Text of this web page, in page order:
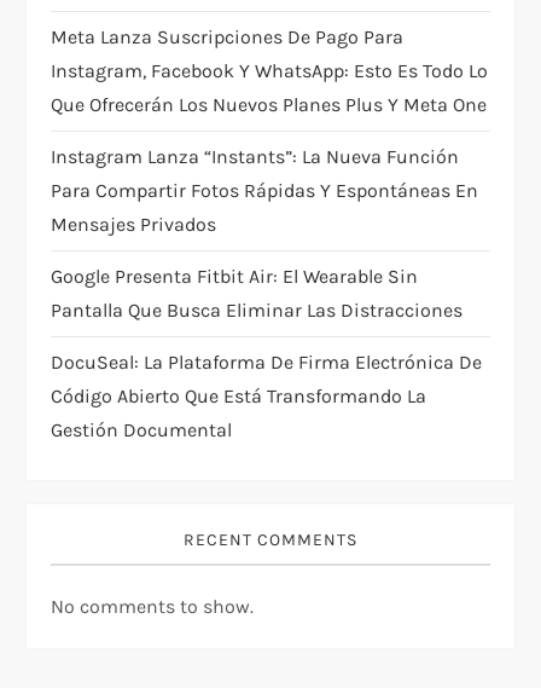
t
i
o
n
Meta Lanza Suscripciones De Pago Para
Instagram, Facebook Y WhatsApp: Esto Es Todo Lo
Que Ofrecerán Los Nuevos Planes Plus Y Meta One
Instagram Lanza “Instants”: La Nueva Función
Para Compartir Fotos Rápidas Y Espontáneas En
Mensajes Privados
Google Presenta Fitbit Air: El Wearable Sin
Pantalla Que Busca Eliminar Las Distracciones
DocuSeal: La Plataforma De Firma Electrónica De
Código Abierto Que Está Transformando La
Gestión Documental
RECENT COMMENTS
No comments to show.